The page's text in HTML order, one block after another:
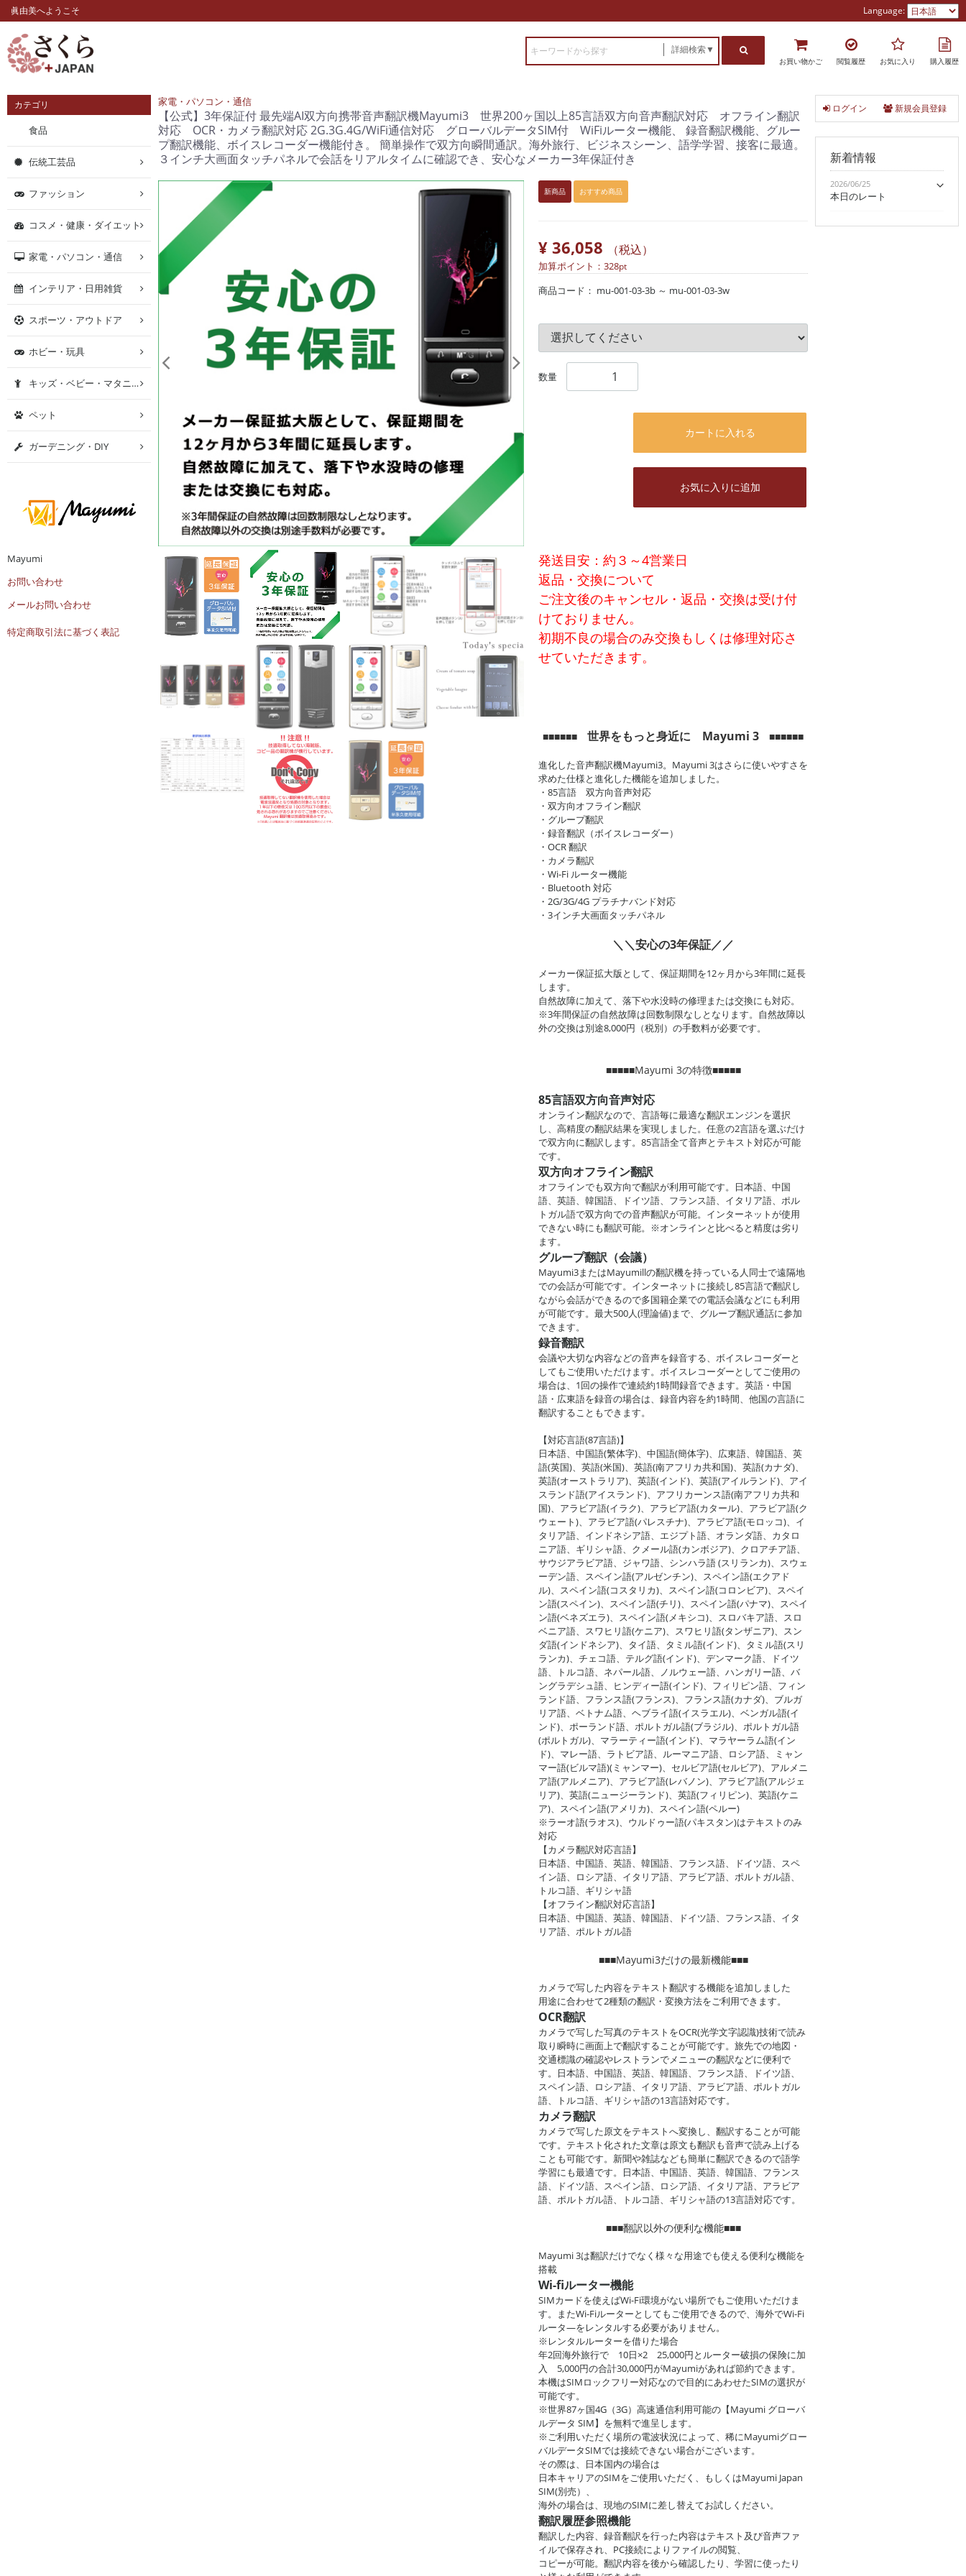
眞由美へようこそ Language:
詳細検索▼
お買い物かご 閲覧履歴 お気に入り 購入履歴
家電・パソコン・通信
【公式】3年保証付 最先端AI双方向携帯音声翻訳機Mayumi3 世界200ヶ国以上85言語双方向音声翻訳対応 オフライン翻訳
対応 OCR・カメラ翻訳対応 2G.3G.4G/WiFi通信対応 グローバルデータSIM付 WiFiルーター機能、 録音翻訳機能、グルー
プ翻訳機能、ボイスレコーダー機能付き。 簡単操作で双方向瞬間通訳。海外旅行、ビジネスシーン、語学学習、接客に最適。
３インチ大画面タッチパネルで会話をリアルタイムに確認でき、安心なメーカー3年保証付き
新商品 おすすめ商品
¥ 36,058 （税込）
加算ポイント： 328pt
商品コード： mu-001-03-3b ～ mu-001-03-3w
数量
カートに入れる
お気に入りに追加
発送目安：約３～4営業日
返品・交換について
ご注文後のキャンセル・返品・交換は受け付
けておりません。
初期不良の場合のみ交換もしくは修理対応さ
せていただきます。
■■■■■■ 世界をもっと身近に Mayumi 3 ■■■■■■
進化した音声翻訳機Mayumi3。Mayumi 3はさらに使いやすさを
求めた仕様と進化した機能を追加しました。
・85言語 双方向音声対応
・双方向オフライン翻訳
・グループ翻訳
・録音翻訳（ボイスレコーダー）
・OCR 翻訳
・カメラ翻訳
・Wi-Fi ルーター機能
・Bluetooth 対応
・2G/3G/4G プラチナバンド対応
・3インチ大画面タッチパネル
＼＼安心の3年保証／／
メーカー保証拡大版として、保証期間を12ヶ月から3年間に延長
します。
自然故障に加えて、落下や水没時の修理または交換にも対応。
※3年間保証の自然故障は回数制限なしとなります。自然故障以
外の交換は別途8,000円（税別）の手数料が必要です。
■■■■■Mayumi 3の特徴■■■■■
85言語双方向音声対応
オンライン翻訳なので、言語毎に最適な翻訳エンジンを選択
し、高精度の翻訳結果を実現しました。任意の2言語を選ぶだけ
で双方向に翻訳します。85言語全て音声とテキスト対応が可能
です。
双方向オフライン翻訳
オフラインでも双方向で翻訳が利用可能です。日本語、中国
語、英語、韓国語、ドイツ語、フランス語、イタリア語、ポル
トガル語で双方向での音声翻訳が可能。インターネットが使用
できない時にも翻訳可能。※オンラインと比べると精度は劣り
ます。
グループ翻訳（会議）
Mayumi3またはMayumillの翻訳機を持っている人同士で遠隔地
での会話が可能です。インターネットに接続し85言語で翻訳し
ながら会話ができるので多国籍企業での電話会議などにも利用
が可能です。最大500人(理論値)まで、グループ翻訳通話に参加
できます。
録音翻訳
会議や大切な内容などの音声を録音する、ボイスレコーダーと
してもご使用いただけます。ボイスレコーダーとしてご使用の
場合は、1回の操作で連続約1時間録音できます。英語・中国
語・広東語を録音の場合は、録音内容を約1時間、他国の言語に
翻訳することもできます。
【対応言語(87言語)】
日本語、中国語(繁体字)、中国語(簡体字)、広東語、韓国語、英
語(英国)、英語(米国)、英語(南アフリカ共和国)、英語(カナダ)、
英語(オーストラリア)、英語(インド)、英語(アイルランド)、アイ
スランド語(アイスランド)、アフリカーンス語(南アフリカ共和
国)、アラビア語(イラク)、アラビア語(カタール)、アラビア語(ク
ウェート)、アラビア語(パレスチナ)、アラビア語(モロッコ)、イ
タリア語、インドネシア語、エジプト語、オランダ語、カタロ
ニア語、ギリシャ語、クメール語(カンボジア)、クロアチア語、
サウジアラビア語、ジャワ語、シンハラ語 (スリランカ)、スウェ
ーデン語、スペイン語(アルゼンチン)、スペイン語(エクアド
ル)、スペイン語(コスタリカ)、スペイン語(コロンビア)、スペイ
ン語(スペイン)、スペイン語(チリ)、スペイン語(パナマ)、スペイ
ン語(ベネズエラ)、スペイン語(メキシコ)、スロバキア語、スロ
ベニア語、スワヒリ語(ケニア)、スワヒリ語(タンザニア)、スン
ダ語(インドネシア)、タイ語、タミル語(インド)、タミル語(スリ
ランカ)、チェコ語、テルグ語(インド)、デンマーク語、ドイツ
語、トルコ語、ネパール語、ノルウェー語、ハンガリー語、バ
ングラデシュ語、ヒンディー語(インド)、フィリピン語、フィン
ランド語、フランス語(フランス)、フランス語(カナダ)、ブルガ
リア語、ベトナム語、ヘブライ語(イスラエル)、ベンガル語(イ
ンド)、ポーランド語、ポルトガル語(ブラジル)、ポルトガル語
(ポルトガル)、マラーティー語(インド)、マラヤーラム語(イン
ド)、マレー語、ラトビア語、ルーマニア語、ロシア語、ミャン
マー語(ビルマ語)(ミャンマー)、セルビア語(セルビア)、アルメニ
ア語(アルメニア)、アラビア語(レバノン)、アラビア語(アルジェ
リア)、英語(ニュージーランド)、英語(フィリピン)、英語(ケニ
ア)、スペイン語(アメリカ)、スペイン語(ペルー)
※ラーオ語(ラオス)、ウルドゥー語(パキスタン)はテキストのみ
対応
【カメラ翻訳対応言語】
日本語、中国語、英語、韓国語、フランス語、ドイツ語、スペ
イン語、ロシア語、イタリア語、アラビア語、ポルトガル語、
トルコ語、ギリシャ語
【オフライン翻訳対応言語】
日本語、中国語、英語、韓国語、ドイツ語、フランス語、イタ
リア語、ポルトガル語
■■■Mayumi3だけの最新機能■■■
カメラで写した内容をテキスト翻訳する機能を追加しました
用途に合わせて2種類の翻訳・変換方法をご利用できます。
OCR翻訳
カメラで写した写真のテキストをOCR(光学文字認識)技術で読み
取り瞬時に画面上で翻訳することが可能です。旅先での地図・
交通標識の確認やレストランでメニューの翻訳などに便利で
す。日本語、中国語、英語、韓国語、フランス語、ドイツ語、
スペイン語、ロシア語、イタリア語、アラビア語、ポルトガル
語、トルコ語、ギリシャ語の13言語対応です。
カメラ翻訳
カメラで写した原文をテキストへ変換し、翻訳することが可能
です。テキスト化された文章は原文も翻訳も音声で読み上げる
ことも可能です。新聞や雑誌なども簡単に翻訳できるので語学
学習にも最適です。日本語、中国語、英語、韓国語、フランス
語、ドイツ語、スペイン語、ロシア語、イタリア語、アラビア
語、ポルトガル語、トルコ語、ギリシャ語の13言語対応です。
■■■翻訳以外の便利な機能■■■
Mayumi 3は翻訳だけでなく様々な用途でも使える便利な機能を
搭載
Wi-fiルーター機能
SIMカードを使えばWi-Fi環境がない場所でもご使用いただけま
す。またWi-Fiルーターとしてもご使用できるので、海外でWi-Fi
ルータ―をレンタルする必要がありません。
※レンタルルーターを借りた場合
年2回海外旅行で 10日×2 25,000円とルーター破損の保険に加
入 5,000円の合計30,000円がMayumiがあれば節約できます。
本機はSIMロックフリー対応なので目的にあわせたSIMの選択が
可能です。
※世界87ヶ国4G（3G）高速通信利用可能の【Mayumi グローバ
ルデータ SIM】を無料で進呈します。
※ご利用いただく場所の電波状況によって、稀にMayumiグロー
バルデータSIMでは接続できない場合がございます。
その際は、日本国内の場合は
日本キャリアのSIMをご使用いただく、もしくはMayumi Japan
SIM(別売）、
海外の場合は、現地のSIMに差し替えてお試しください。
翻訳履歴参照機能
翻訳した内容、録音翻訳を行った内容はテキスト及び音声ファ
イルで保存され、PC接続によりファイルの閲覧、
コピーが可能。翻訳内容を後から確認したり、学習に使ったり
カテゴリ
食品
伝統工芸品
ファッション
コスメ・健康・ダイエット
家電・パソコン・通信
インテリア・日用雑貨
スポーツ・アウトドア
ホビー・玩具
キッズ・ベビー・マタニティ
ペット
ガーデニング・DIY
Mayumi
お問い合わせ
メールお問い合わせ
特定商取引法に基づく表記
ログイン 新規会員登録
新着情報
2026/06/25
本日のレート